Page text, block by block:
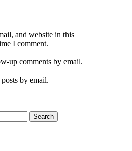
and website in this
I comment.
up comments by email.
by email.